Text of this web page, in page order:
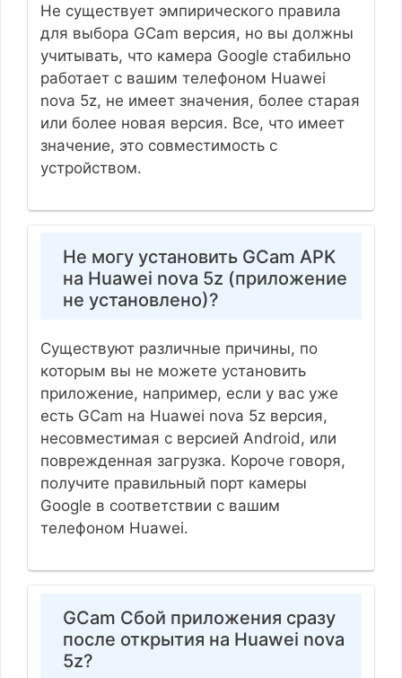
Не существует эмпирического правила
для выбора GCam версия, но вы должны
учитывать, что камера Google стабильно
работает с вашим телефоном Huawei
nova 5z, не имеет значения, более старая
или более новая версия. Все, что имеет
значение, это совместимость с
устройством.
Не могу установить GCam APK
на Huawei nova 5z (приложение
не установлено)?
Существуют различные причины, по
которым вы не можете установить
приложение, например, если у вас уже
есть GCam на Huawei nova 5z версия,
несовместимая с версией Android, или
поврежденная загрузка. Короче говоря,
получите правильный порт камеры
Google в соответствии с вашим
телефоном Huawei.
GCam Сбой приложения сразу
после открытия на Huawei nova
5z?